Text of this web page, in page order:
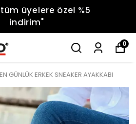
üyelere özel %5
indirim"
0
GÜNLÜK ERKEK SNEAKER AYAKKABI